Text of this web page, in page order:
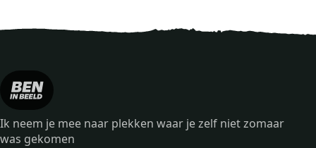
Ik neem je mee naar plekken waar je zelf niet zomaar
was gekomen